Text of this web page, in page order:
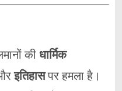
की धार्मिक
इतिहासपर हमला है।